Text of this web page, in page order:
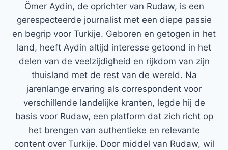
Ömer Aydin, de oprichter van Rudaw, is een
gerespecteerde journalist met een diepe passie
en begrip voor Turkije. Geboren en getogen in het
land, heeft Aydin altijd interesse getoond in het
delen van de veelzijdigheid en rijkdom van zijn
thuisland met de rest van de wereld. Na
jarenlange ervaring als correspondent voor
verschillende landelijke kranten, legde hij de
basis voor Rudaw, een platform dat zich richt op
het brengen van authentieke en relevante
content over Turkije. Door middel van Rudaw, wil